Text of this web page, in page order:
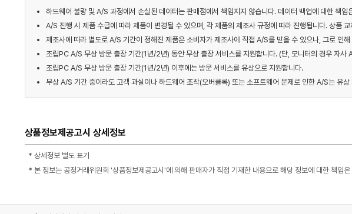
하드웨어 불량 및 A/S 과정에서 손실된 데이터는 판매점에서 책임지지 않습니다. 데이터 백업에 대한 책임
A/S 진행 시 제품 수급에 따라 제품이 변경될 수 있으며, 각 제품의 제조사 규정에 따라 진행됩니다. 상품
제조사에 따라 별도로 A/S 기간이 정해진 제품은 소비자가 제조사에 직접 A/S를 받을 수 있으나, 그로 인
조립PC A/S 무상 방문 출장 기간(1년/2년) 동안 무상 출장 서비스를 지원합니다. (단, 모니터의 경우 자
조립PC A/S 무상 방문 출장 기간(1년/2년) 이후에는 방문 서비스를 유상으로 지원합니다.
무상 A/S 기간 중이라도 고객 과실이나 하드웨어 조작(오버클록) 또는 소프트웨어 문제로 인한 A/S는 유상
상품정보제공고시 상세정보
* 상세정보 별도 표기
* 본 정보는 공정거래위원회 '상품정보제공고시'에 의해 판매자가 직접 기재한 내용으로 해당 정보에 대한 책임